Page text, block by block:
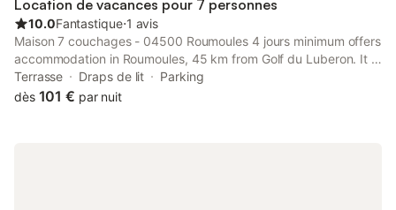
Location de vacances pour 7 personnes
10.0Fantastique⋅1 avis
Maison 7 couchages - 04500 Roumoules 4 jours minimum offers
accommodation in Roumoules, 45 km from Golf du Luberon. It is
located 36 km from Digne Golf Course and offers a minimarket.
The property is non-smoking and is set 41 km from ITER /...
Terrasse Draps de lit
Parking
dès 101 € par nuit